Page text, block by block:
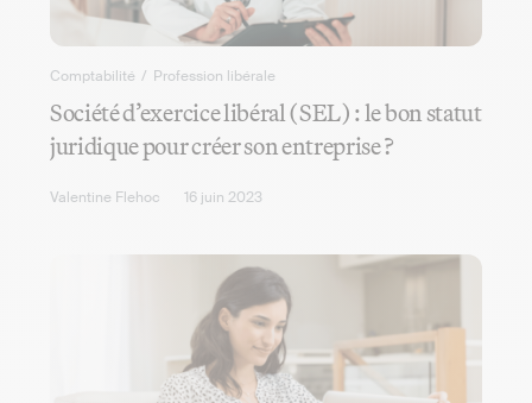
Comptabilité / Profession libérale
Société d’exercice libéral (SEL) : le bon statut
juridique pour créer son entreprise ?
Valentine Flehoc 16 juin 2023